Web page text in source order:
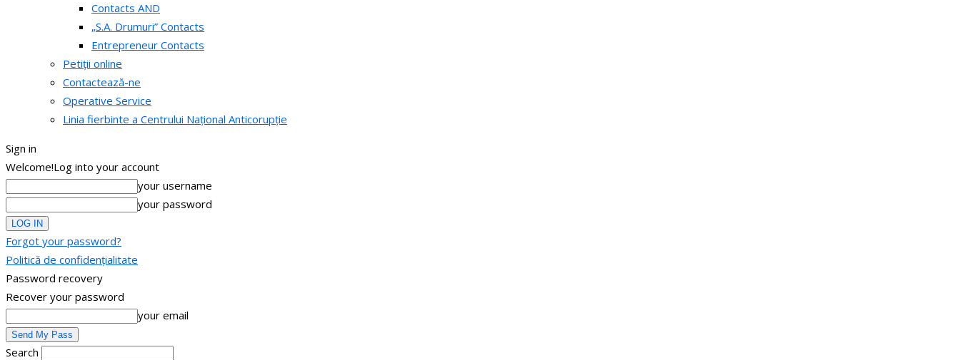
Contacts AND
„S.A. Drumuri” Contacts
Entrepreneur Contacts
Petiții online
Contactează-ne
Operative Service
Linia fierbinte a Centrului Național Anticorupție
Sign in
Welcome!Log into your account
your username
your password
Forgot your password?
Politică de confidențialitate
Password recovery
Recover your password
your email
Search